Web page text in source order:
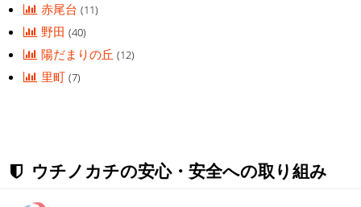
赤尾台(11)
野田(40)
陽だまりの丘(12)
里町(7)
ウチノカチの安心・安全への取り組み